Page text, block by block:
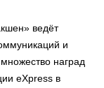
ведёт
и
наград
eXpress в